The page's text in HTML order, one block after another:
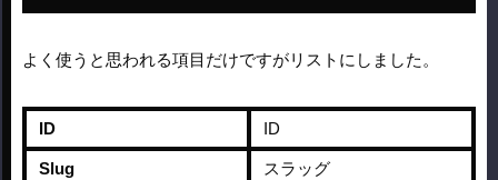
よく使うと思われる項目だけですがリストにしました。
ID ID
Slug スラッグ